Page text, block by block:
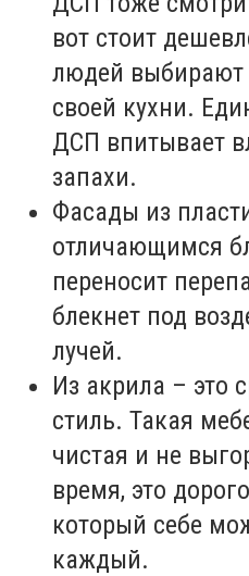
вот стоит
людей выбирают
своей кухни.
ДСП впитывает
запахи.
Фасады из
отличающимся
переносит
блекнет под
лучей.
Из акрила – это
стиль. Такая
чистая и не
время, это
который себе
каждый.